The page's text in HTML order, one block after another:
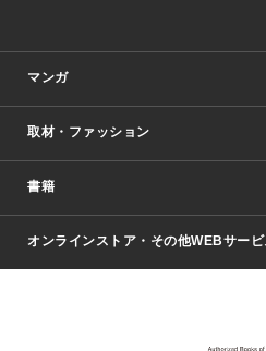
マンガ
少年マンガ
Vジャンプ
週刊ヤングジャンプ
少女マンガ
取材・ファッション
Seventeen
芸能・情報・スポーツ
書籍
文芸・文庫・総合
オンラインストア・その他WEBサービ